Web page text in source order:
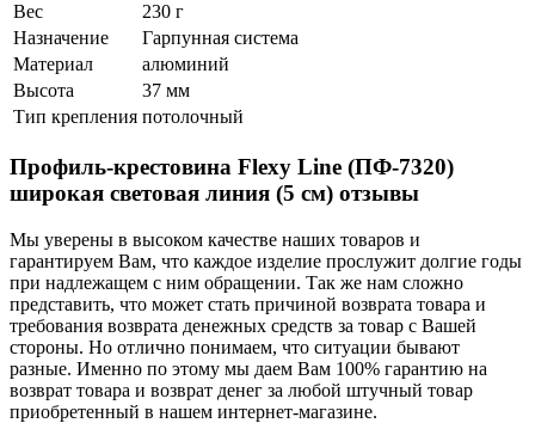
Вес
230 г
Назначение
Гарпунная система
Материал
алюминий
Высота
37 мм
Тип крепления потолочный
Профиль-крестовина Flexy Line (ПФ-7320)
широкая световая линия (5 см) отзывы
Мы уверены в высоком качестве наших товаров и
гарантируем Вам, что каждое изделие прослужит долгие годы
при надлежащем с ним обращении. Так же нам сложно
представить, что может стать причиной возврата товара и
требования возврата денежных средств за товар с Вашей
стороны. Но отлично понимаем, что ситуации бывают
разные. Именно по этому мы даем Вам 100% гарантию на
возврат товара и возврат денег за любой штучный товар
приобретенный в нашем интернет-магазине.